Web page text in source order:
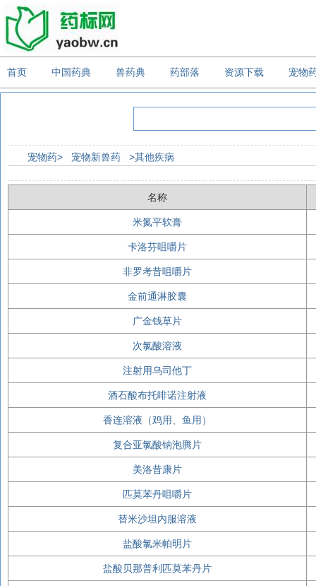
首页 中国药典 兽药典 药部落 资源下载 宠物
宠物药> 宠物新兽药 >其他疾病
名称
米氮平软膏
卡洛芬咀嚼片
非罗考昔咀嚼片
金前通淋胶囊
广金钱草片
次氯酸溶液
注射用乌司他丁
酒石酸布托啡诺注射液
香连溶液（鸡用、鱼用）
复合亚氯酸钠泡腾片
美洛昔康片
匹莫苯丹咀嚼片
替米沙坦内服溶液
盐酸氯米帕明片
盐酸贝那普利匹莫苯丹片